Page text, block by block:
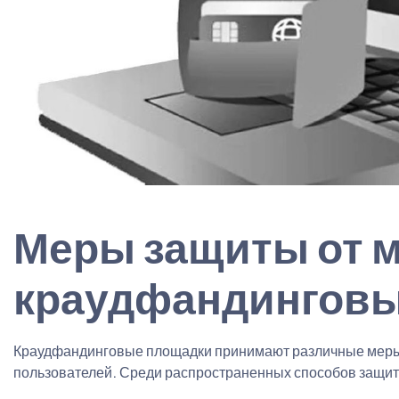
Меры защиты от
Краудфандинговые площадки принимают различные
пользователей. Среди распространенных способов